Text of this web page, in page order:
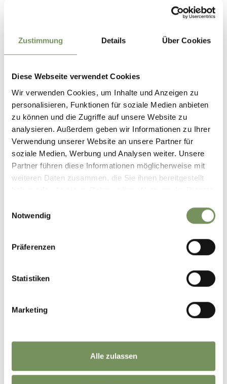
Zustimmung Details Über Cookies
Diese Webseite verwendet Cookies
Wir verwenden Cookies, um Inhalte und Anzeigen zu
personalisieren, Funktionen für soziale Medien anbieten
zu können und die Zugriffe auf unsere Website zu
analysieren. Außerdem geben wir Informationen zu Ihrer
Verwendung unserer Website an unsere Partner für
soziale Medien, Werbung und Analysen weiter. Unsere
Partner führen diese Informationen möglicherweise mit
weiteren Daten zusammen, die Sie ihnen bereitgestellt
Notwendig
Präferenzen
Statistiken
Marketing
Alle zulassenVERANSTALTUNGS-